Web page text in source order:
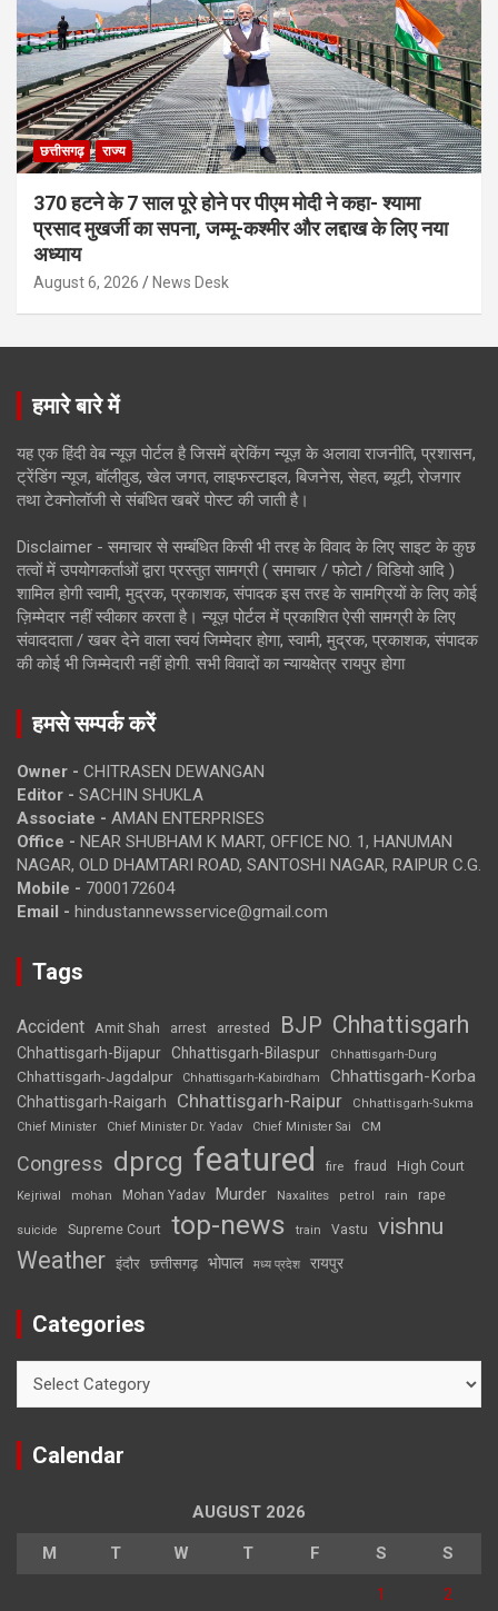
छत्तीसगढ़ राज्य
370 हटने के 7 साल पूरे होने पर पीएम मोदी ने कहा- श्यामा
प्रसाद मुखर्जी का सपना, जम्मू-कश्मीर और लद्दाख के लिए नया
अध्याय
August 6, 2026 News Desk
हमारे बारे में
यह एक हिंदी वेब न्यूज़ पोर्टल है जिसमें ब्रेकिंग न्यूज़ के अलावा राजनीति, प्रशासन,
ट्रेंडिंग न्यूज, बॉलीवुड, खेल जगत, लाइफस्टाइल, बिजनेस, सेहत, ब्यूटी, रोजगार
तथा टेक्नोलॉजी से संबंधित खबरें पोस्ट की जाती है।
Disclaimer - समाचार से सम्बंधित किसी भी तरह के विवाद के लिए साइट के कुछ
तत्वों में उपयोगकर्ताओं द्वारा प्रस्तुत सामग्री ( समाचार / फोटो / विडियो आदि )
शामिल होगी स्वामी, मुद्रक, प्रकाशक, संपादक इस तरह के सामग्रियों के लिए कोई
ज़िम्मेदार नहीं स्वीकार करता है। न्यूज़ पोर्टल में प्रकाशित ऐसी सामग्री के लिए
संवाददाता / खबर देने वाला स्वयं जिम्मेदार होगा, स्वामी, मुद्रक, प्रकाशक, संपादक
की कोई भी जिम्मेदारी नहीं होगी. सभी विवादों का न्यायक्षेत्र रायपुर होगा
हमसे सम्पर्क करें
Owner - CHITRASEN DEWANGAN
Editor - SACHIN SHUKLA
Associate - AMAN ENTERPRISES
Office - NEAR SHUBHAM K MART, OFFICE NO. 1, HANUMAN
NAGAR, OLD DHAMTARI ROAD, SANTOSHI NAGAR, RAIPUR C.G.
Mobile - 7000172604
Email - hindustannewsservice@gmail.com
Tags
Accident Amit Shah arrest arrested BJP Chhattisgarh
Chhattisgarh-Bijapur Chhattisgarh-Bilaspur Chhattisgarh-Durg
Chhattisgarh-Jagdalpur Chhattisgarh-Kabirdham Chhattisgarh-Korba
Chhattisgarh-Raigarh Chhattisgarh-Raipur
Chhattisgarh-Sukma
Chief Minister
Chief Minister Dr. Yadav Chief Minister Sai CM
Congress dprcg featured fire fraud High Court
Kejriwal mohan Mohan Yadav Murder Naxalites petrol rain rape
suicide Supreme Court top-news train Vastu vishnu
Weather इंदौर छत्तीसगढ़ भोपाल मध्य प्रदेश रायपुर
Categories
Calendar
AUGUST 2026
M T W T F S S
1 2